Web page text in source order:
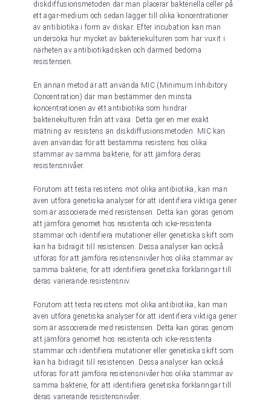
diskdiffusionsmetoden där man placerar bakteriella celler på
ett agar-medium och sedan lägger till olika koncentrationer
av antibiotika i form av diskar. Efter incubation kan man
undersöka hur mycket av bakteriekulturen som har vuxit i
närheten av antibiotikadisken och därmed bedöma
resistensen.
En annan metod är att använda MIC (Minimum Inhibitory
Concentration) där man bestämmer den minsta
koncentrationen av ett antibiotika som hindrar
bakteriekulturen från att växa. Detta ger en mer exakt
mätning av resistens än diskdiffusionsmetoden. MIC kan
även användas för att bestämma resistens hos olika
stammar av samma bakterie, för att jämföra deras
resistensnivåer.
Förutom att testa resistens mot olika antibiotika, kan man
även utföra genetiska analyser för att identifiera viktiga gener
som är associerade med resistensen. Detta kan göras genom
att jämföra genomet hos resistenta och icke-resistenta
stammar och identifiera mutationer eller genetiska skift som
kan ha bidragit till resistensen. Dessa analyser kan också
utföras för att jämföra resistensnivåer hos olika stammar av
samma bakterie, för att identifiera genetiska förklaringar till
deras varierande resistensniv.
Förutom att testa resistens mot olika antibiotika, kan man
även utföra genetiska analyser för att identifiera viktiga gener
som är associerade med resistensen. Detta kan göras genom
att jämföra genomet hos resistenta och icke-resistenta
stammar och identifiera mutationer eller genetiska skift som
kan ha bidragit till resistensen. Dessa analyser kan också
utföras för att jämföra resistensnivåer hos olika stammar av
samma bakterie, för att identifiera genetiska förklaringar till
deras varierande resistensnivåer.